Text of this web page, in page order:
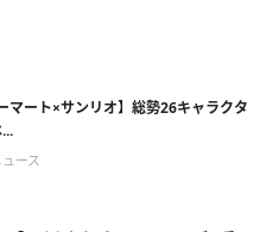
マート×サンリオ】総勢26キャラクタ
ース